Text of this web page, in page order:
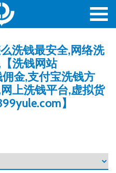
洗钱最安全,网络洗
洗钱网站
金,支付宝洗钱方
上洗钱平台,虚拟货
】